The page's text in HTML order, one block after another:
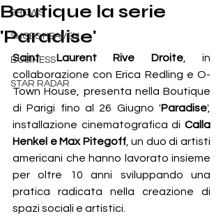
SHOWS
SHOES HEAVEN
BUSINESS
STAR RADAR
Boutique la serie
'Paradise'
Saint Laurent Rive Droite, in
collaborazione con Erica Redling e O-
Town House, presenta nella Boutique
di Parigi fino al 26 Giugno 'Paradise',
installazione cinematografica di Calla
Henkel e Max Pitegoff, un duo di artisti
americani che hanno lavorato insieme
per oltre 10 anni sviluppando una
pratica radicata nella creazione di
spazi sociali e artistici.